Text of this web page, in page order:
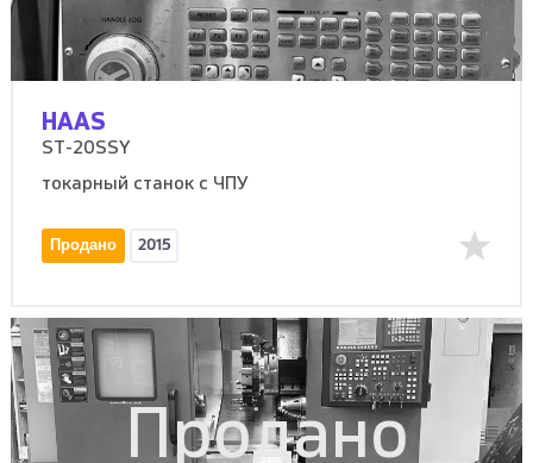
HAAS
ST-20SSY
токарный станок с ЧПУ
Продано 2015
Продано